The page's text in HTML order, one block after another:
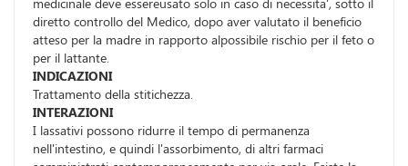
diretto controllo del Medico, dopo aver valutato il beneficio
atteso per la madre in rapporto alpossibile rischio per il feto o
per il lattante.
INDICAZIONI
Trattamento della stitichezza.
INTERAZIONI
I lassativi possono ridurre il tempo di permanenza
nell'intestino, e quindi l'assorbimento, di altri farmaci